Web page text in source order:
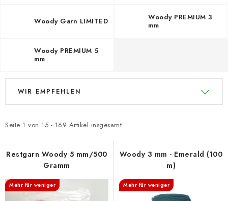
Woody Garn LIMITED
Woody PREMIUM 3
mm
Woody PREMIUM 5
mm
L
t
d
r
Seite 1 von 15 - 169 Artikel insgesamt
P
d
k
s
WIR EMPFEHLEN
Restgarn Woody 5 mm/500
Gramm
Mehr für weniger
Woody 3 mm - Emerald (100
m)
Mehr für weniger